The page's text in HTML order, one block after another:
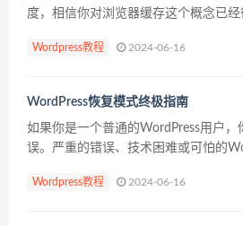
度，相信你对浏览器缓存这个概念已
器缓存警告，可以在一定程度上加快...
Wordpress教程 2024-06-16
WordPress恢复模式终极指南
如果你是一个普通的WordPress用户
误。严重的错误、技术困难或可怕的
道发生了什么。这不仅会让你损失宝贵
Wordpress教程 2024-06-16